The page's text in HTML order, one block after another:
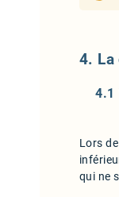
4. La
4.1
Lors
qui ne